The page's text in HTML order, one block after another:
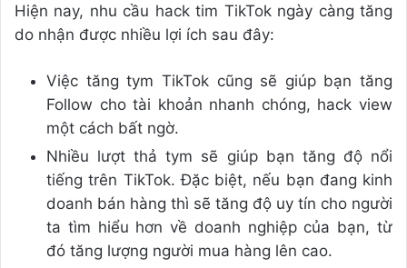
Hiện nay, nhu cầu hack tim TikTok ngày càng tăng
do nhận được nhiều lợi ích sau đây:
Việc tăng tym TikTok cũng sẽ giúp bạn tăng
Follow cho tài khoản nhanh chóng, hack view
một cách bất ngờ.
Nhiều lượt thả tym sẽ giúp bạn tăng độ nổi
tiếng trên TikTok. Đặc biệt, nếu bạn đang kinh
doanh bán hàng thì sẽ tăng độ uy tín cho người
ta tìm hiểu hơn về doanh nghiệp của bạn, từ
đó tăng lượng người mua hàng lên cao.